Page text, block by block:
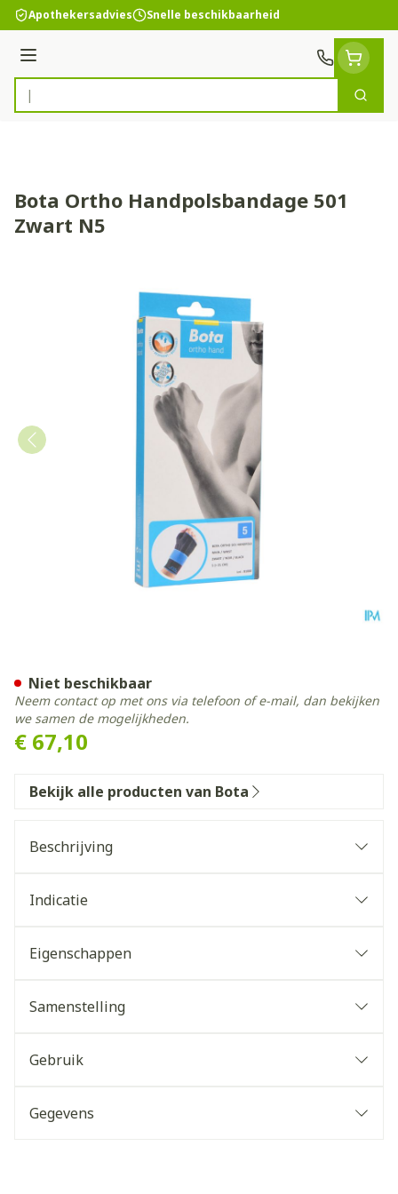
Ga naar de inhoud
Apothekersadvies Snelle beschikbaarheid
Menu
Product, merk, categorie...
Zoek
Bota Ortho Handpolsbandage 501
Zwart N5
€ 67,10
Niet beschikbaar
Neem contact op met ons via telefoon of e-mail, dan bekijken
we samen de mogelijkheden.
Bekijk alle producten van Bota
Beschrijving
Indicatie
Eigenschappen
Samenstelling
Gebruik
Gegevens